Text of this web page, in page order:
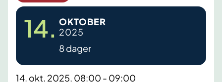
14. OKTOBER
2025
8 dager
14. okt. 2025, 08:00 - 09:00